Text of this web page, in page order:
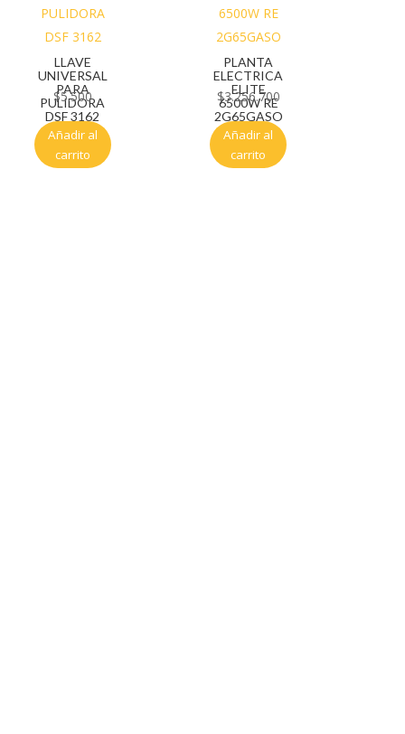
LLAVE
UNIVERSAL
PARA
PULIDORA
DSF 3162
$5.500
Añadir al
carrito
PLANTA
ELECTRICA
ELITE
6500W RE
2G65GASO
$3.256.700
Añadir al
carrito